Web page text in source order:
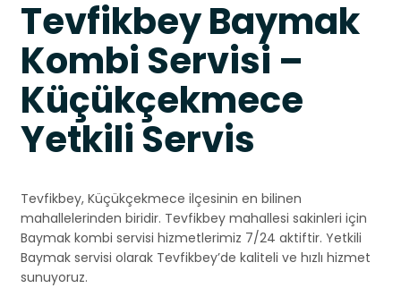
Tevfikbey Baymak
Kombi Servisi –
Küçükçekmece
Yetkili Servis
Tevfikbey, Küçükçekmece ilçesinin en bilinen
mahallelerinden biridir. Tevfikbey mahallesi sakinleri için
Baymak kombi servisi hizmetlerimiz 7/24 aktiftir. Yetkili
Baymak servisi olarak Tevfikbey’de kaliteli ve hızlı hizmet
sunuyoruz.